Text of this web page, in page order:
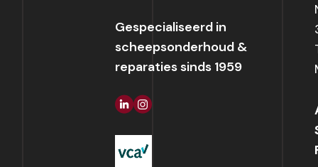
Gespecialiseerd in
scheepsonderhoud &
reparaties sinds 1959